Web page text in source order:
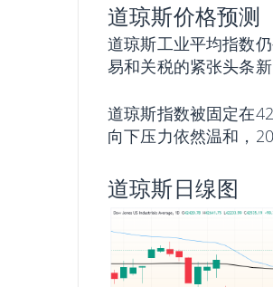
道琼斯价格预测
道琼斯工业平均指数
易和关税的紧张头条
道琼斯指数被固定在
向下压力依然温和，
道琼斯日缐图